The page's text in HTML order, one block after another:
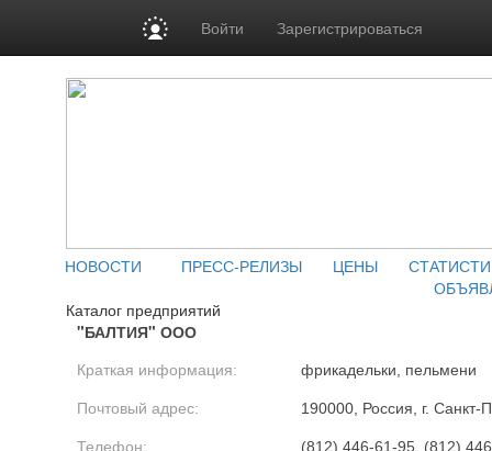
Войти Зарегистрироваться
НОВОСТИ ПРЕСС-РЕЛИЗЫ ЦЕНЫ
Каталог предприятий
"БАЛТИЯ" ООО
Краткая информация: фрикадельки, пельмени
Почтовый адрес: 190000, Россия, г. Санкт-
Телефон: (812) 446-61-95, (812)